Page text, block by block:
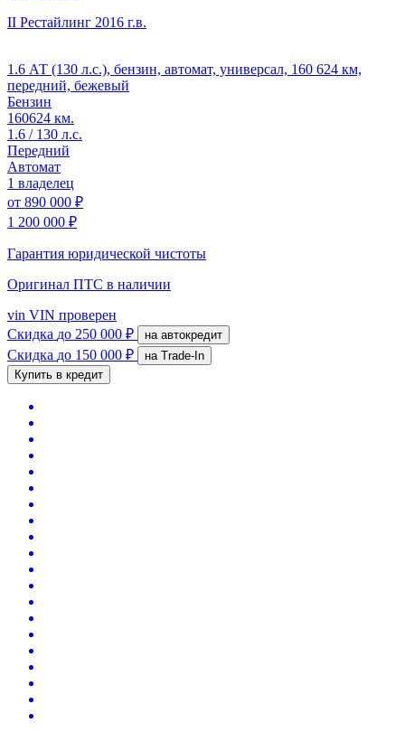
II Рестайлинг 2016 г.в.
1.6 АТ (130 л.с.), бензин, автомат, универсал, 160 624 км,
передний, бежевый
Бензин
160624 км.
1.6 / 130 л.с.
Передний
Автомат
1 владелец
от 890 000 ₽
1 200 000 ₽
Гарантия юридической чистоты
Оригинал ПТС в наличии
vin VIN проверен
Скидка до 250 000 ₽ на автокредит
Скидка до 150 000 ₽
на Trade-In
Купить в кредит